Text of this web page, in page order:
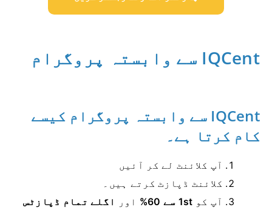
IQCent سے وابستہ پروگرام
IQCent سے وابستہ پروگرام کیسے
کام کرتا ہے۔
آپ کلائنٹ لے کر آئیں
کلائنٹ ڈپازٹ کرتے ہیں۔
آپ کو 1st سے 60% اور
اگلے تمام ڈپازٹس